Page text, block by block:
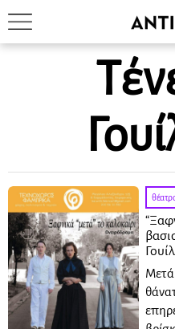
Μετά